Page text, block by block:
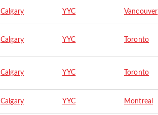
Calgary YYC Vancouver
Calgary YYC Toronto
Calgary YYC Toronto
Calgary YYC Montreal